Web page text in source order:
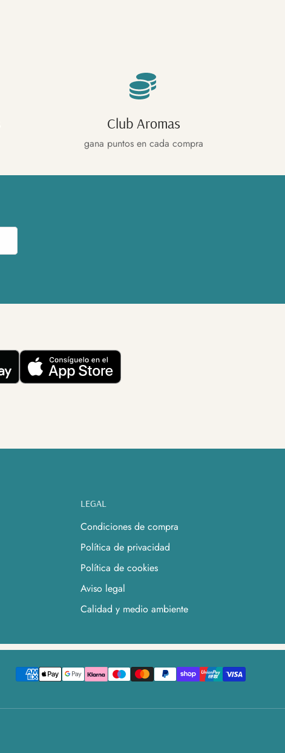
Club Aromas
gana puntos en cada compra
LEGAL
Condiciones de compra
Política de privacidad
Política de cookies
Aviso legal
Calidad y medio ambiente